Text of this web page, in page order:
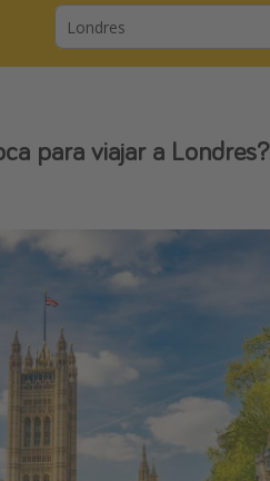
para viajar a Londres?